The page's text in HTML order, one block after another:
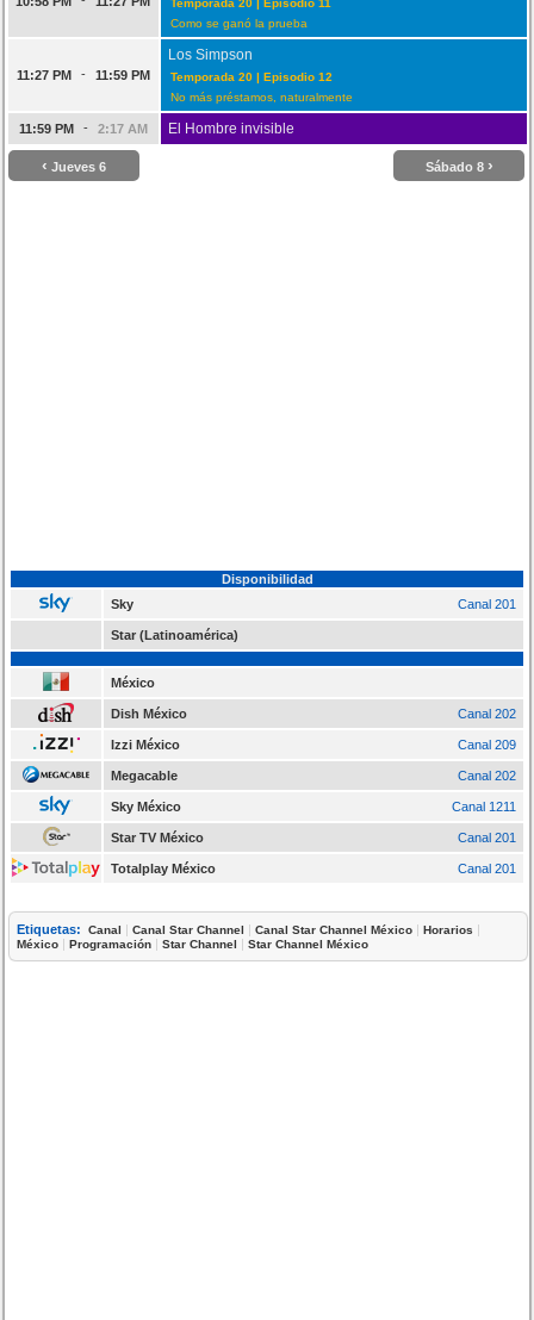
Como se ganó la prueba
11:27 PM - 11:59 PM
Los Simpson
Temporada 20 | Episodio 12
No más préstamos, naturalmente
11:59 PM - 2:17 AM El Hombre invisible
‹ Jueves 6 Sábado 8 ›
Disponibilidad
Sky
Canal 201
Star (Latinoamérica)
México
Dish México Canal 202
Izzi México Canal 209
Megacable Canal 202
Sky México Canal 1211
Star TV México Canal 201
Totalplay México Canal 201
Etiquetas: Canal |Canal Star Channel |Canal Star Channel México |Horarios |
México |Programación |Star Channel |Star Channel México